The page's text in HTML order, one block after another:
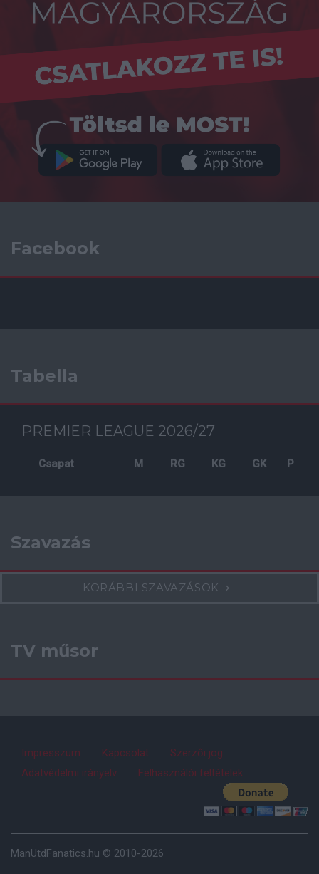
Facebook
Tabella
PREMIER LEAGUE 2026/27
Csapat M RG KG GK P
Szavazás
KORÁBBI SZAVAZÁSOK
TV műsor
Impresszum Kapcsolat
Szerzői jog
Adatvédelmi irányelv
Felhasználói feltételek
ManUtdFanatics.hu © 2010-2026